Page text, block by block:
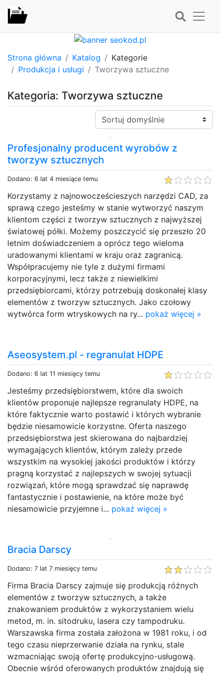
Strona główna Katalog
Kategorie
Produkcja i usługi
Tworzywa sztuczne
Kategoria: Tworzywa sztuczne
Sortuj:
Profesjonalny producent wyrobów z
tworzyw sztucznych
Dodano: 6 lat 4 miesiące temu
Korzystamy z najnowocześcieszych narzędzi CAD, za
sprawą czego jesteśmy w stanie wytworzyć naszym
klientom części z tworzyw sztucznych z najwyższej
światowej półki. Możemy poszczycić się przeszło 20
letnim doświadczeniem a oprócz tego wieloma
uradowanymi klientami w kraju oraz zagranicą.
Współpracujemy nie tyle z dużymi firmami
korporacyjnymi, lecz także z niewielkimi
przedsiębiorcami, którzy potrzebują doskonałej klasy
elementów z tworzyw sztucznych. Jako czołowy
wytwórca form wtryskowych na ry... pokaż więcej »
Aseosystem.pl - regranulat HDPE
Dodano: 6 lat 11 miesięcy temu
Jesteśmy przedsiębiorstwem, które dla swoich
klientów proponuje najlepsze regranulaty HDPE, na
które faktycznie warto postawić i których wybranie
będzie niesamowicie korzystne. Oferta naszego
przedsiębiorstwa jest skierowana do najbardziej
wymagających klientów, którym zależy przede
wszystkim na wysokiej jakości produktów i którzy
pragną korzystać z najlepszych w swojej sytuacji
rozwiązań, które mogą sprawdzać się naprawdę
fantastycznie i postawienie, na które może być
niesamowicie przyjemne i... pokaż więcej »
Bracia Darscy
Dodano: 7 lat 7 miesięcy temu
Firma Bracia Darscy zajmuje się produkcją różnych
elementów z tworzyw sztucznych, a także
znakowaniem produktów z wykorzystaniem wielu
metod, m. in. sitodruku, lasera czy tampodruku.
Warszawska firma została założona w 1981 roku, i od
tego czasu nieprzerwanie działa na rynku, stale
wzmacniając swoją ofertę produkcyjno-usługową.
Obecnie wśród oferowanych produktów znajdują się